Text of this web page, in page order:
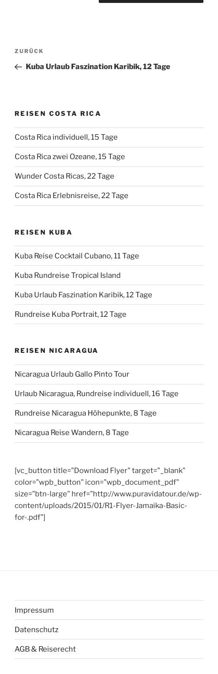
Beitragsnavigation
Vorheriger
Beitrag
ZURÜCK
Kuba Urlaub Faszination Karibik, 12 Tage
REISEN COSTA RICA
Costa Rica individuell, 15 Tage
Costa Rica zwei Ozeane, 15 Tage
Wunder Costa Ricas, 22 Tage
Costa Rica Erlebnisreise, 22 Tage
REISEN KUBA
Kuba Reise Cocktail Cubano, 11 Tage
Kuba Rundreise Tropical Island
Kuba Urlaub Faszination Karibik, 12 Tage
Rundreise Kuba Portrait, 12 Tage
REISEN NICARAGUA
Nicaragua Urlaub Gallo Pinto Tour
Urlaub Nicaragua, Rundreise individuell, 16 Tage
Rundreise Nicaragua Höhepunkte, 8 Tage
Nicaragua Reise Wandern, 8 Tage
[vc_button title="Download Flyer" target="_blank"
color="wpb_button" icon="wpb_document_pdf"
size="btn-large" href="http://www.puravidatour.de/wp-
content/uploads/2015/01/R1-Flyer-Jamaika-Basic-
for-.pdf"]
Impressum
Datenschutz
AGB & Reiserecht